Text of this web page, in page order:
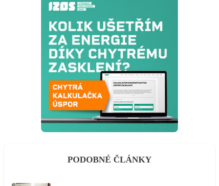
PODOBNÉ ČLÁNKY